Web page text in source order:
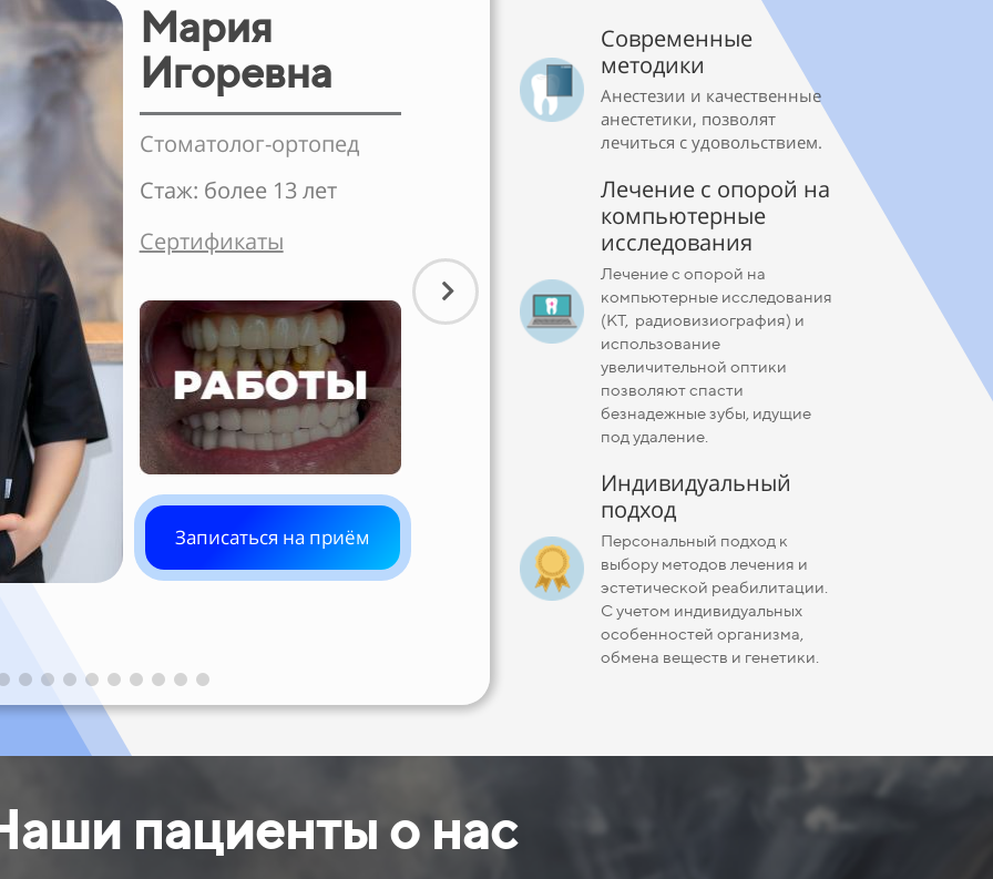
Современные
методики
Анестезии и качественные
анестетики, позволят
лечиться с удовольствием.
Лечение с опорой на
компьютерные
исследования
Лечение с опорой на
компьютерные исследования
(КТ, радиовизиография) и
использование
увеличительной оптики
позволяют спасти
безнадежные зубы, идущие
под удаление.
Индивидуальный
подход
Персональный подход к
выбору методов лечения и
эстетической реабилитации.
С учетом индивидуальных
особенностей организма,
обмена веществ и генетики.
Мария
Игоревна
Стоматолог-ортопед
Стаж: более 13 лет
Сертификаты
Записаться на приём
Стоматолог-
Стаж: 5 лет
Сертификаты
пациенты о нас